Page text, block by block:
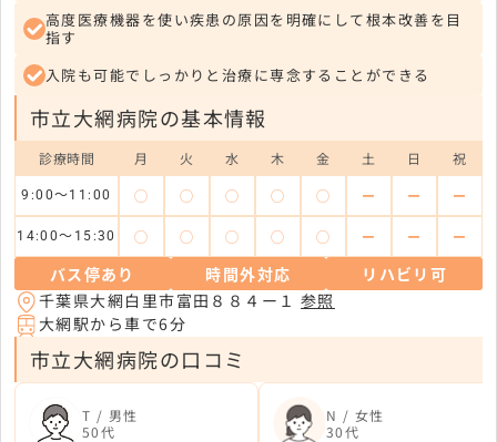
高度医療機器を使い疾患の原因を明確にして根本改善を目
指す
入院も可能でしっかりと治療に専念することができる
市立大網病院の基本情報
診療時間 月 火 水 木 金 土 日 祝
9:00〜11:00 ◯ ◯ ◯ ◯ ◯ ー ー ー
14:00〜15:30 ◯ ◯ ◯ ◯ ◯ ー ー ー
バス停あり 時間外対応
リハビリ可
千葉県大網白里市富田８８４ー１参照
大網駅から車で6分
市立大網病院の口コミ
T / 男性
50代
N / 女性
30代